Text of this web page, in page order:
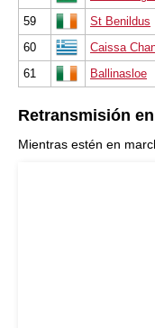
59
St Benildus
60
Caissa
61
Ballinasloe
Retransmisión
Mientras estén en